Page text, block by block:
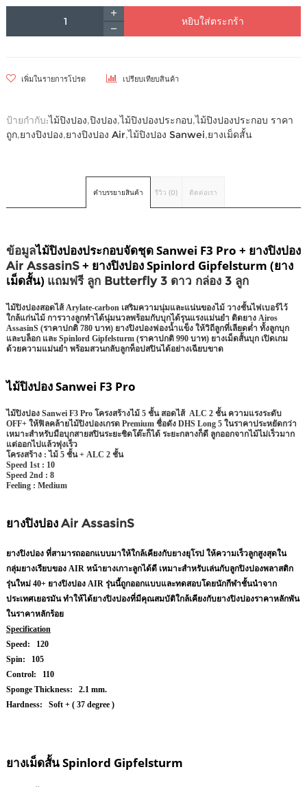
หยิบใส่ตระกร้า
เพิ่มในรายการโปรด เปรียบเทียบสินค้า
ป้ายกำกับ:ไม้ปิงปอง,ปิงปอง,ไม้ปิงปองประกอบ,ไม้ปิงปองประกอบ ราคา
ถูก,ยางปิงปอง,ยางปิงปอง Air,ไม้ปิงปอง Sanwei,ยางเม็ดสั้น
คำบรรยายสินค้า รีวิว (0) ติดต่อเรา
ข้อมูลไม้ปิงปองประกอบจัดชุด Sanwei F3 Pro + ยางปิงปอง
Air AssasinS + ยางปิงปอง Spinlord Gipfelsturm (ยาง
เม็ดสั้น) แถมฟรี ลูก Butterfly 3 ดาว กล่อง 3 ลูก
ไม้ปิงปองสอดไส้ Arylate-carbon เสริมความนุ่มและแน่นของไม้ วางชั้นไฟเบอร์ไว้
ใกล้แก่นไม้ การวางลูกทำได้นุ่มนวลพร้อมกับบุกได้รุนแรงแม่นยำ ติดยาง Airos
AssasinS (ราคาปกติ 780 บาท) ยางปิงปองฟองน้ำแข็ง ให้วิถีลูกที่เลียดต่ำ ทั้งลูกบุก
และบล็อก และ Spinlord Gipfelsturm (ราคาปกติ 990 บาท) ยางเม็ดสั้นบุก เปิดเกม
ด้วยความแม่นยำ พร้อมสวนกลับลูกท็อปสปินได้อย่างเฉียบขาด
ไม้ปิงปอง Sanwei F3 Pro
ไม้ปิงปอง Sanwei F3 Pro โครงสร้างไม้ 5 ชั้น สอดไส้ ALC 2 ชั้น ความแรงระดับ
OFF+ ให้ฟิลคล้ายไม้ปิงปองเกรด Premium ชื่อดัง DHS Long 5 ในราคาประหยัดกว่า
เหมาะสำหรับมือบุกสายสปินระยะชิดโต๊ะก็ได้ ระยะกลางก็ดี ลูกออกจากไม้ไม่เร็วมาก
แต่ออกไปแล้วพุ่งเร็ว
โครงสร้าง :ไม้ 5 ชั้น + ALC 2 ชั้น
Speed 1st : 10
Speed 2nd : 8
Feeling : Medium
ยางปิงปอง Air AssasinS
ยางปิงปอง ที่สามารถออกแบบมาให้ใกล้เคียงกับยางยุโรป ให้ความเร็วลูกสูงสุดใน
กลุ่มยางเรียบของ AIR หน้ายางเกาะลูกได้ดี เหมาะสำหรับเล่นกับลูกปิงปองพลาสติก
รุ่นใหม่ 40+ ยางปิงปอง AIR รุ่นนี้ถูกออกแบบและทดสอบโดยนักกีฬาชั้นนำจาก
ประเทศเยอรมัน ทำให้ได้ยางปิงปองที่มีคุณสมบัติใกล้เคียงกับยางปิงปองราคาหลักพัน
ในราคาหลักร้อย
Specification
Speed: 120
Spin: 105
Control: 110
Sponge Thickness: 2.1 mm.
Hardness: Soft + ( 37 degree )
ยางเม็ดสั้นSpinlord Gipfelsturm